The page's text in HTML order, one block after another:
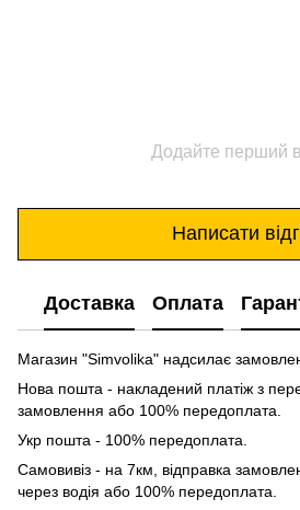
Додайте перший
Написати
Доставка Оплата
Магазин "Simvolika" надсилає
Нова пошта - накладений платіж з
замовлення або 100% передоплата.
Укр пошта - 100% передоплата.
Самовивіз - на 7км, відправка
через водія або 100% передоплата.